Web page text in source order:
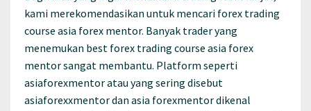
kami merekomendasikan untuk mencari forex trading
course asia forex mentor. Banyak trader yang
menemukan best forex trading course asia forex
mentor sangat membantu. Platform seperti
asiaforexmentor atau yang sering disebut
asiaforexxmentor dan asia forexmentor dikenal